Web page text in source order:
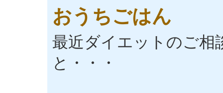
おうちごはん
最近ダイエットのご相
と・・・